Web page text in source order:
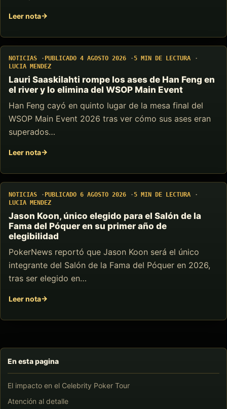
En esta pagina
El impacto en el Celebrity Poker Tour
Atención al detalle
Leer nota
NOTICIAS PUBLICADO 4 AGOSTO 2026
5 MIN DE LECTURA
LUCIA MENDEZ
Lauri Saaskilahti rompe los ases de Han Feng en
el river y lo elimina del WSOP Main Event
Han Feng cayó en quinto lugar de la mesa final del
WSOP Main Event 2026 tras ver cómo sus ases eran
superados…
Leer nota
NOTICIAS PUBLICADO 6 AGOSTO 2026
5 MIN DE LECTURA
LUCIA MENDEZ
Jason Koon, único elegido para el Salón de la
Fama del Póquer en su primer año de
elegibilidad
PokerNews reportó que Jason Koon será el único
integrante del Salón de la Fama del Póquer en 2026,
tras ser elegido en…
Leer nota